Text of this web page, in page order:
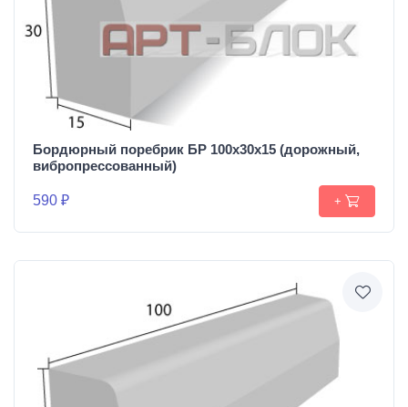
Бордюрный поребрик БР 100х30х15 (дорожный,
вибропрессованный)
590 ₽ +